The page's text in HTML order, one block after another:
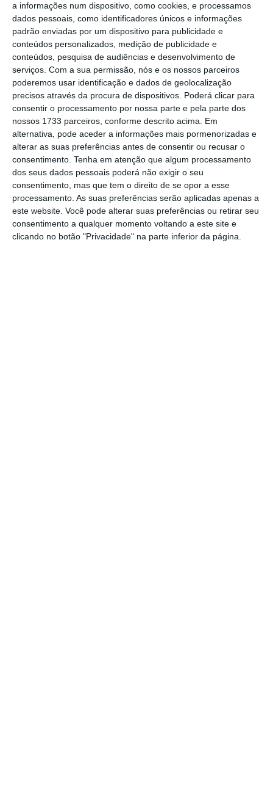
a informações num dispositivo, como cookies, e processamos
dados pessoais, como identificadores únicos e informações
padrão enviadas por um dispositivo para publicidade e
conteúdos personalizados, medição de publicidade e
conteúdos, pesquisa de audiências e desenvolvimento de
serviços. Com a sua permissão, nós e os nossos parceiros
poderemos usar identificação e dados de geolocalização
precisos através da procura de dispositivos. Poderá clicar para
consentir o processamento por nossa parte e pela parte dos
nossos 1733 parceiros, conforme descrito acima. Em
alternativa, pode aceder a informações mais pormenorizadas e
alterar as suas preferências antes de consentir ou recusar o
consentimento. Tenha em atenção que algum processamento
dos seus dados pessoais poderá não exigir o seu
consentimento, mas que tem o direito de se opor a esse
processamento. As suas preferências serão aplicadas apenas a
este website. Você pode alterar suas preferências ou retirar seu
consentimento a qualquer momento voltando a este site e
clicando no botão "Privacidade" na parte inferior da página.
O ministro referiu que “relativamente ao
transporte ferroviário, esta estratégia traça
como objetivos duplicar o transporte de
mercadorias e triplicar o número de
passageiros em alta velocidade até 2050,
tendo em conta os níveis de 2015”.
Passageiros nos comboios caem para metade no 1º
trimestre
Ler Mais
Considerando os objetivos “muito ambiciosos”
devido ao investimento necessário para os
alcançar, Pedro Nuno Santos vê como sendo